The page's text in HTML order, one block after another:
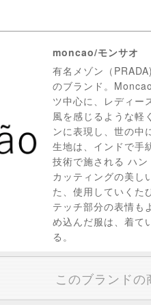
moncao/モンサオ
有名メゾン（
のブランド。
ツ中心に、レディー
風を感じるような軽
ンに表現し、世の中
生地は、インドで手
技術で施される ハ
カッティングの美し
た、使用していくた
テッチ部分の表情も
め込んだ服は、着て
る。
このブランド